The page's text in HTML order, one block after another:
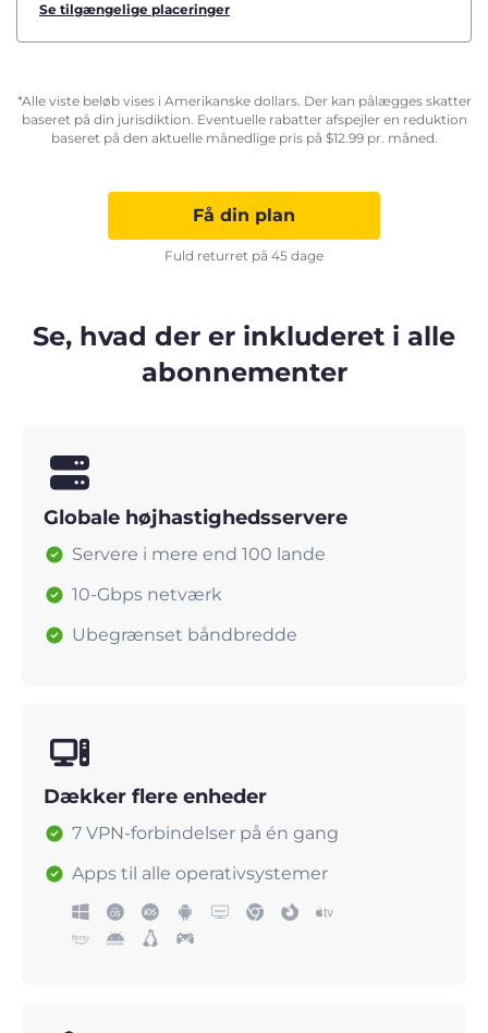
Se tilgængelige placeringer
*Alle viste beløb vises i Amerikanske dollars. Der kan pålægges skatter
baseret på din jurisdiktion. Eventuelle rabatter afspejler en reduktion
baseret på den aktuelle månedlige pris på $12.99pr. måned.
Få din plan
Fuld returret på 45 dage
Se, hvad der er inkluderet i alle
abonnementer
Globale højhastighedsservere
Servere i mere end 100 lande
10-Gbps netværk
Ubegrænset båndbredde
Dækker flere enheder
7 VPN-forbindelser på én gang
Apps til alle operativsystemer